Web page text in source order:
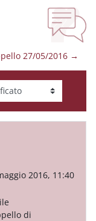
27/05/2016 →
2016, 11:40
di